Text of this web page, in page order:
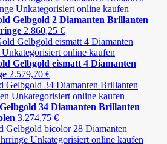
Gelbgold 2 Diamanten Brillanten
2.860,25 €
Gelbgold eismatt 4 Diamanten
2.579,70 €
34 Diamanten Brillanten
3.274,75 €